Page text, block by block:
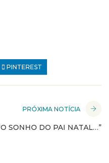
PINTEREST
PRÓXIMA NOTÍCIA
SONHO DO PAI NATAL…”